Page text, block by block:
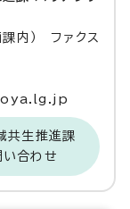
内） ファクス
共生推進課
い合わせ